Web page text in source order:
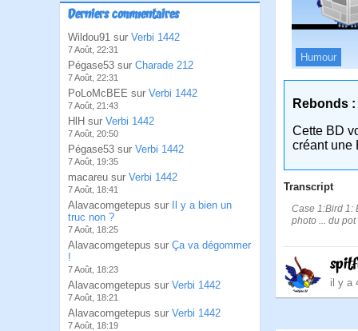
Derniers commentaires
Wildou91 sur Verbi 1442
7 Août, 22:31
Pégase53 sur Charade 212
7 Août, 22:31
PoLoMcBEE sur Verbi 1442
7 Août, 21:43
HlH sur Verbi 1442
7 Août, 20:50
Pégase53 sur Verbi 1442
7 Août, 19:35
macareu sur Verbi 1442
7 Août, 18:41
Alavacomgetepus sur
Il y a bien un
truc non ?
7 Août, 18:25
Alavacomgetepus sur Ça va dégommer
!
7 Août, 18:23
Alavacomgetepus sur Verbi 1442
7 Août, 18:21
Alavacomgetepus sur Verbi 1442
7 Août, 18:19
Humour
Rebonds :
Cette BD
créant une
Transcript
Case 1:Bird 1:
photo ... du pot
il y a